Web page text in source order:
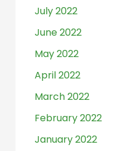
July 2022
June 2022
May 2022
April 2022
March 2022
February 2022
January 2022